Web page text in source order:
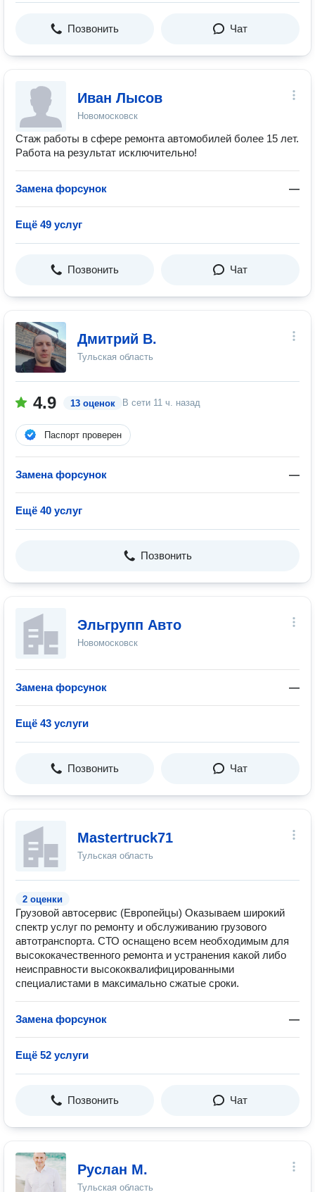
Позвонить Чат
Иван Лысов
Новомосковск
Стаж работы в сфере ремонта автомобилей более 15 лет.
Работа на результат исключительно!
Замена форсунок —
Ещё 49 услуг
Позвонить Чат
Дмитрий В.
Тульская область
4.9 13 оценок В сети 11 ч. назад
Паспорт проверен
Замена форсунок —
Ещё 40 услуг
Позвонить
Эльгрупп Авто
Новомосковск
Замена форсунок —
Ещё 43 услуги
Позвонить Чат
Mastertruck71
Тульская область
2 оценки
Грузовой автосервис (Европейцы) Оказываем широкий
спектр услуг по ремонту и обслуживанию грузового
автотранспорта. СТО оснащено всем необходимым для
высококачественного ремонта и устранения какой либо
неисправности высококвалифицированными
специалистами в максимально сжатые сроки.
Замена форсунок —
Ещё 52 услуги
Позвонить Чат
Руслан М.
Тульская область